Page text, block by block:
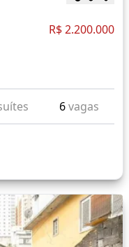
R$ 2.200.000
6vagas